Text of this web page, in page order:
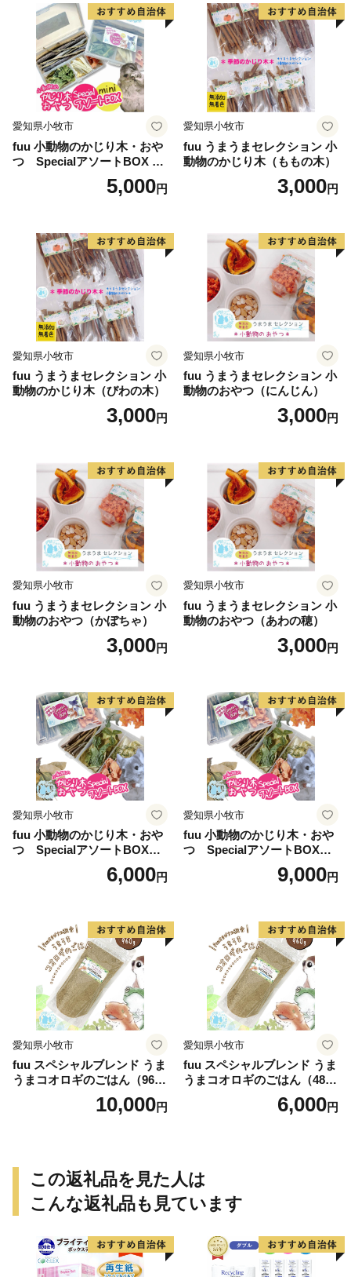
箱根町では、「ふるさと納税制度」を活用し、箱根町
のまちづくりを応援していただける皆様からの寄付を募
っています。
箱根町出身の方や箱根町を訪れたことのある方など、
「箱根ファン」の皆様の応援をお待ちしています。
愛知県小牧市
fuu 小動物のかじり木・おや
つ SpecialアソートBOX mi
5,000円
愛知県小牧市
fuu うまうまセレクション 小
動物のかじり木（ももの木）
3,000円
愛知県小牧市
fuu うまうまセレクション 小
動物のかじり木（びわの木）
3,000円
愛知県小牧市
fuu うまうまセレクション 小
動物のおやつ（にんじん）
3,000円
愛知県小牧市
fuu うまうまセレクション 小
動物のおやつ（かぼちゃ）
3,000円
愛知県小牧市
fuu うまうまセレクション 小
動物のおやつ（あわの穂）
3,000円
愛知県小牧市
fuu 小動物のかじり木・おや
つ SpecialアソートBOX（1
6,000円
愛知県小牧市
fuu 小動物のかじり木・おや
つ SpecialアソートBOX（2
9,000円
愛知県小牧市
fuu スペシャルブレンド うま
うまコオロギのごはん（960
10,000円
愛知県小牧市
fuu スペシャルブレンド うま
うまコオロギのごはん（480
6,000円
この返礼品を見た人は
こんな返礼品も見ています